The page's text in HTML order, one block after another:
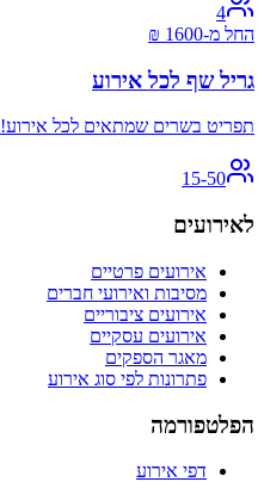
4
החל מ-1600
₪
גריל שף לכל אירוע
תפריט בשרים שמתאים לכל אירוע!
15-50
לאירועים
אירועים פרטיים
מסיבות ואירועי חברים
אירועים ציבוריים
אירועים עסקיים
מאגר הספקים
פתרונות לפי סוג אירוע
הפלטפורמה
דפי אירוע